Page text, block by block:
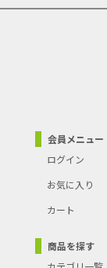
会員メニュー
ログイン
お気に入り
カート
商品を探す